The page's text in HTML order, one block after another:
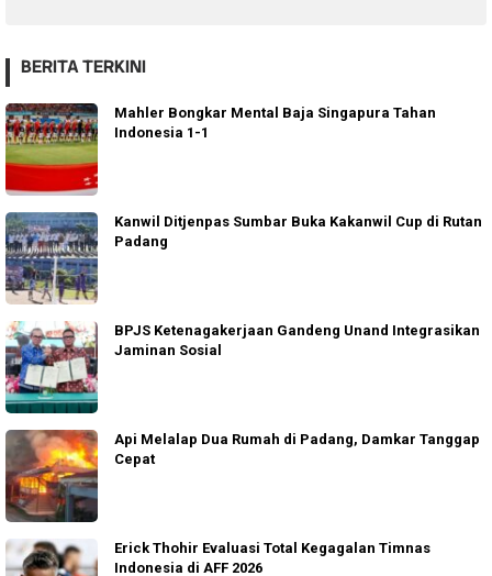
BERITA TERKINI
Mahler Bongkar Mental Baja Singapura Tahan
Indonesia 1-1
Kanwil Ditjenpas Sumbar Buka Kakanwil Cup di Rutan
Padang
BPJS Ketenagakerjaan Gandeng Unand Integrasikan
Jaminan Sosial
Api Melalap Dua Rumah di Padang, Damkar Tanggap
Cepat
Erick Thohir Evaluasi Total Kegagalan Timnas
Indonesia di AFF 2026